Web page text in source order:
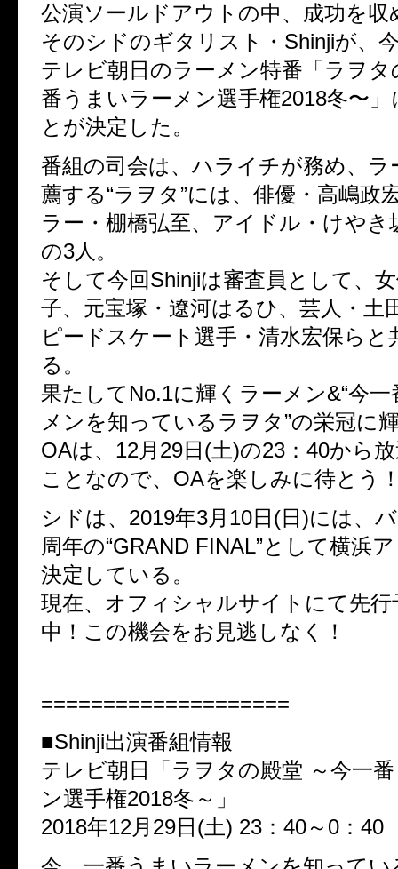
公演ソールドアウトの中、成功を収
そのシドのギタリスト・Shinjiが、
テレビ朝日のラーメン特番「ラヲタ
番うまいラーメン選手権2018冬〜
とが決定した。
番組の司会は、ハライチが務め、ラ
薦する“ラヲタ”には、俳優・高嶋政
ラー・棚橋弘至、アイドル・けやき
の3人。
そして今回Shinjiは審査員として、
子、元宝塚・遼河はるひ、芸人・土
ピードスケート選手・清水宏保らと
る。
果たしてNo.1に輝くラーメン&“今
メンを知っているラヲタ”の栄冠に
OAは、12月29日(土)の23：40から
ことなので、OAを楽しみに待とう
シドは、2019年3月10日(日)には、
周年の“GRAND FINAL”として横浜
決定している。
現在、オフィシャルサイトにて先行
中！この機会をお見逃しなく！
====================
■Shinji出演番組情報
テレビ朝日「ラヲタの殿堂 ～今一
ン選手権2018冬～」
2018年12月29日(土) 23：40～0：40